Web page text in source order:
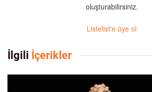
oluşturabilirsiniz.
Listelist'e üye ol
İlgili İçerikler